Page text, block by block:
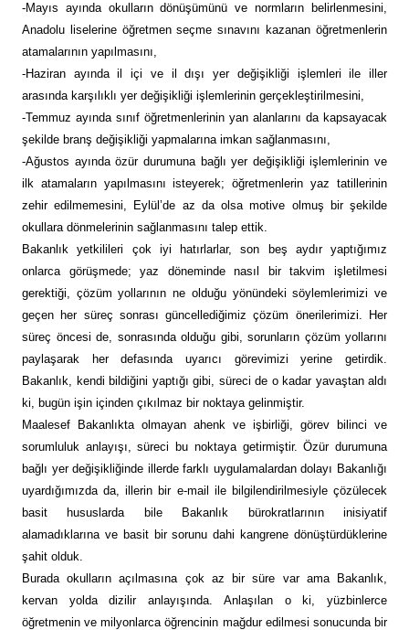
-Mayıs ayında okulların dönüşümünü ve normların belirlenmesini,
Anadolu liselerine öğretmen seçme sınavını kazanan öğretmenlerin
atamalarının yapılmasını,
-Haziran ayında il içi ve il dışı yer değişikliği işlemleri ile iller
arasında karşılıklı yer değişikliği işlemlerinin gerçekleştirilmesini,
-Temmuz ayında sınıf öğretmenlerinin yan alanlarını da kapsayacak
şekilde branş değişikliği yapmalarına imkan sağlanmasını,
-Ağustos ayında özür durumuna bağlı yer değişikliği işlemlerinin ve
ilk atamaların yapılmasını isteyerek; öğretmenlerin yaz tatillerinin
zehir edilmemesini, Eylül’de az da olsa motive olmuş bir şekilde
okullara dönmelerinin sağlanmasını talep ettik.
Bakanlık yetkilileri çok iyi hatırlarlar, son beş aydır yaptığımız
onlarca görüşmede; yaz döneminde nasıl bir takvim işletilmesi
gerektiği, çözüm yollarının ne olduğu yönündeki söylemlerimizi ve
geçen her süreç sonrası güncellediğimiz çözüm önerilerimizi. Her
süreç öncesi de, sonrasında olduğu gibi, sorunların çözüm yollarını
paylaşarak her defasında uyarıcı görevimizi yerine getirdik.
Bakanlık, kendi bildiğini yaptığı gibi, süreci de o kadar yavaştan aldı
ki, bugün işin içinden çıkılmaz bir noktaya gelinmiştir.
Maalesef Bakanlıkta olmayan ahenk ve işbirliği, görev bilinci ve
sorumluluk anlayışı, süreci bu noktaya getirmiştir. Özür durumuna
bağlı yer değişikliğinde illerde farklı uygulamalardan dolayı Bakanlığı
uyardığımızda da, illerin bir e-mail ile bilgilendirilmesiyle çözülecek
basit hususlarda bile Bakanlık bürokratlarının inisiyatif
alamadıklarına ve basit bir sorunu dahi kangrene dönüştürdüklerine
şahit olduk.
Burada okulların açılmasına çok az bir süre var ama Bakanlık,
kervan yolda dizilir anlayışında. Anlaşılan o ki, yüzbinlerce
öğretmenin ve milyonlarca öğrencinin mağdur edilmesi sonucunda bir